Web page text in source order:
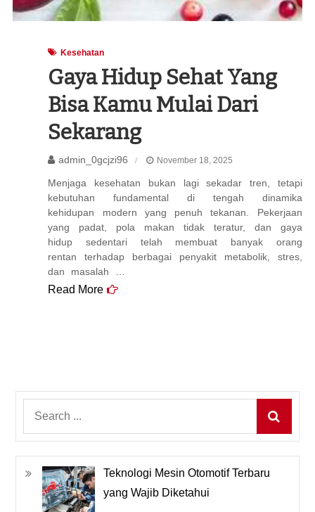
Kesehatan
Gaya Hidup Sehat Yang
Bisa Kamu Mulai Dari
Sekarang
admin_0gcjzi96 November 18, 2025
Menjaga kesehatan bukan lagi sekadar tren, tetapi
kebutuhan fundamental di tengah dinamika
kehidupan modern yang penuh tekanan. Pekerjaan
yang padat, pola makan tidak teratur, dan gaya
hidup sedentari telah membuat banyak orang
rentan terhadap berbagai penyakit metabolik, stres,
dan masalah …
Read More
Teknologi Mesin Otomotif Terbaru
yang Wajib Diketahui